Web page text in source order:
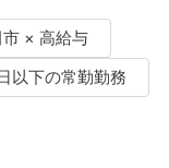
× 高給与
以下の常勤勤務